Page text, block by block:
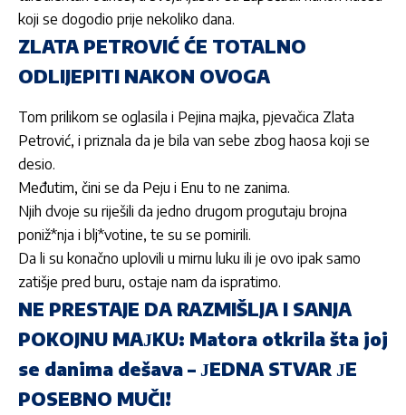
koji se dogodio prije nekoliko dana.
ZLATA PETROVIĆ ĆE TOTALNO
ODLIJEPITI NAKON OVOGA
Tom prilikom se oglasila i Pejina majka, pjevačica Zlata
Petrović, i priznala da je bila van sebe zbog haosa koji se
desio.
Međutim, čini se da Peju i Enu to ne zanima.
Njih dvoje su riješili da jedno drugom progutaju brojna
poniž*nja i blj*votine, te su se pomirili.
Da li su konačno uplovili u mirnu luku ili je ovo ipak samo
zatišje pred buru, ostaje nam da ispratimo.
NE PRESTAJE DA RAZMIŠLJA I SANJA
POKOJNU MAЈKU: Matora otkrila šta joj
se danima dešava – ЈEDNA STVAR ЈE
POSEBNO MUČI!